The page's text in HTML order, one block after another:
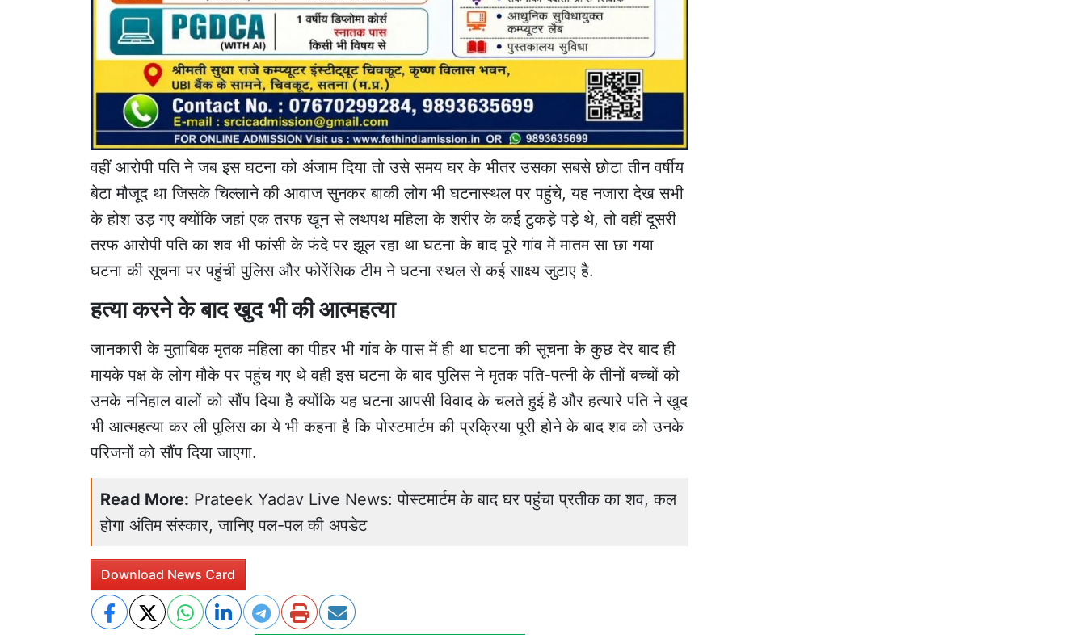
वहीं आरोपी पति ने जब इस घटना को अंजाम दिया तो उसे समय घर के भीतर उसका सबसे छोटा तीन वर्षीय
बेटा मौजूद था जिसके चिल्लाने की आवाज सुनकर बाकी लोग भी घटनास्थल पर पहुंचे, यह नजारा देख सभी
के होश उड़ गए क्योंकि जहां एक तरफ खून से लथपथ महिला के शरीर के कई टुकड़े पड़े थे, तो वहीं दूसरी
तरफ आरोपी पति का शव भी फांसी के फंदे पर झूल रहा था घटना के बाद पूरे गांव में मातम सा छा गया
घटना की सूचना पर पहुंची पुलिस और फोरेंसिक टीम ने घटना स्थल से कई साक्ष्य जुटाए है.
हत्या करने के बाद खुद भी की आत्महत्या
जानकारी के मुताबिक मृतक महिला का पीहर भी गांव के पास में ही था घटना की सूचना के कुछ देर बाद ही
मायके पक्ष के लोग मौके पर पहुंच गए थे वही इस घटना के बाद पुलिस ने मृतक पति-पत्नी के तीनों बच्चों को
उनके ननिहाल वालों को सौंप दिया है क्योंकि यह घटना आपसी विवाद के चलते हुई है और हत्यारे पति ने खुद
भी आत्महत्या कर ली पुलिस का ये भी कहना है कि पोस्टमार्टम की प्रक्रिया पूरी होने के बाद शव को उनके
परिजनों को सौंप दिया जाएगा.
Read More: Prateek Yadav Live News: पोस्टमार्टम के बाद घर पहुंचा प्रतीक का शव, कल
होगा अंतिम संस्कार, जानिए पल-पल की अपडेट
Download News Card